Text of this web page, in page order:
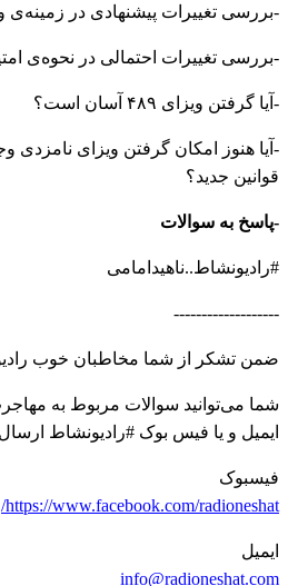
-بررسی تغییرات پیشنهادی در زمینه‌ی
-بررسی تغییرات احتمالی در نحوه‌ی
-آیا گرفتن ویزای ۴۸۹ آسان است؟
-آیا هنوز امکان گرفتن ویزای نامزدی
قوانین جدید؟
-پاسخ به سوالات
#رادیونشاط..ناهیدامامی
-------------------
ضمن تشکر از شما مخاطبان خوب
شما می‌توانید سوالات مربوط به
ایمیل و یا فیس بوک #رادیونشاط ارسال
فیسبوک
https://www.facebook.com/radioneshat/
ایمیل
info@radioneshat.com